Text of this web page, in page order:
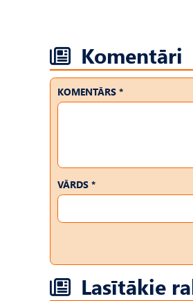
Komentāri
KOMENTĀRS *
VĀRDS *
Lasītākie